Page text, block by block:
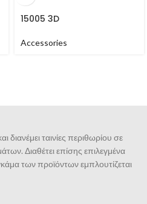
15005 3D
Accessories
διανέμει ταινίες περιθωρίου σε
Διαθέτει επίσης επιλεγμένα
των προϊόντων εμπλουτίζεται